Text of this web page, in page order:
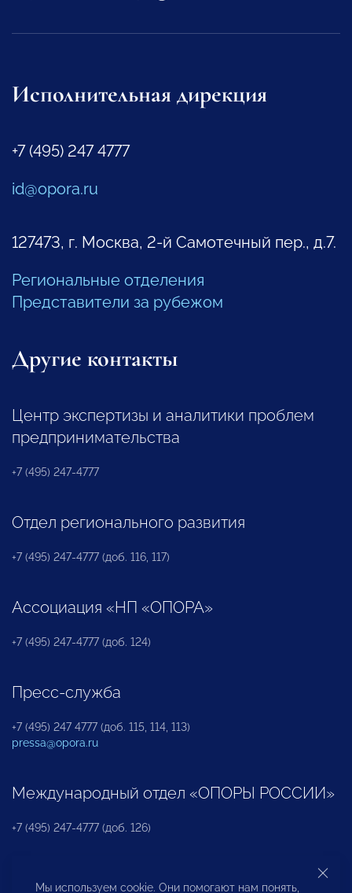
Исполнительная дирекция
+7 (495) 247 4777
id@opora.ru
127473, г. Москва, 2-й Самотечный пер., д.7.
Региональные отделения
Представители за рубежом
Другие контакты
Центр экспертизы и аналитики проблем
предпринимательства
+7 (495) 247-4777
Отдел регионального развития
+7 (495) 247-4777 (доб. 116, 117)
Ассоциация «НП «ОПОРА»
+7 (495) 247-4777 (доб. 124)
Пресс-служба
+7 (495) 247 4777 (доб. 115, 114, 113)
pressa@opora.ru
Международный отдел «ОПОРЫ РОССИИ»
+7 (495) 247-4777 (доб. 126)
Бюро по защите прав предпринимателей и
Мы используем cookie. Они помогают нам понять,